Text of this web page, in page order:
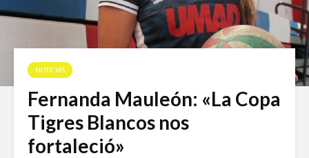
NOTICIAS
Fernanda Mauleón: «La Copa
Tigres Blancos nos
fortaleció»